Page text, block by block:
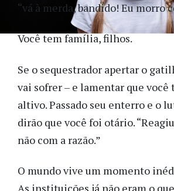
“vá à merda, bandido! Eu morro
Você tem família, filhos.
Se o sequestrador apertar o
vai sofrer – e lamentar que você
altivo. Passado seu enterro e o
dirão que você foi otário.
não com a razão.”
O mundo vive um momento